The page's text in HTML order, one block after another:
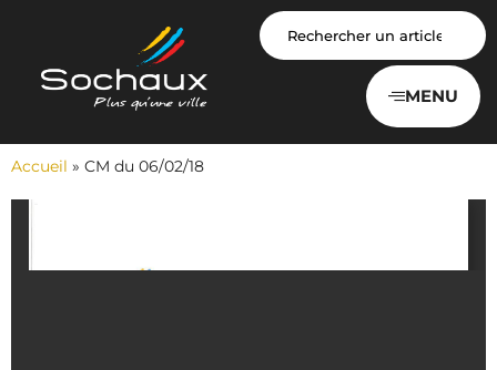
MENU
Accueil » CM du 06/02/18
Panneau de gestion des cookies